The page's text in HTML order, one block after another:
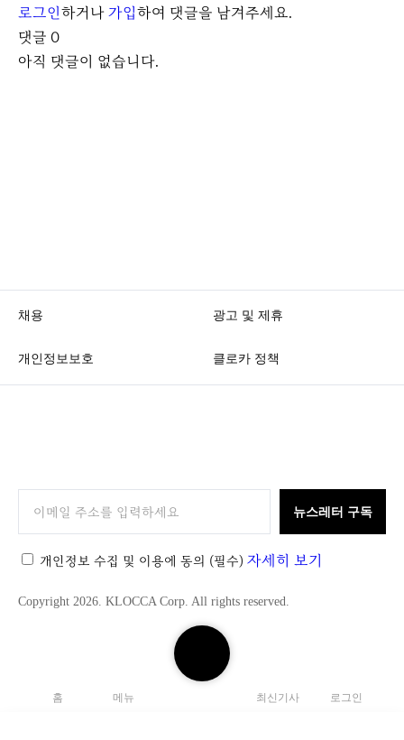
검
색
홈 메뉴 최신기사 로그인
로그인하거나가입하여 댓글을 남겨주세요.
댓글 0
아직 댓글이 없습니다.
채용 광고 및 제휴
개인정보보호 클로카 정책
C
뉴스레터 구독
개인정보 수집 및 이용에 동의 (필수) 자세히 보기
Copyright 2026. KLOCCA Corp. All rights reserved.